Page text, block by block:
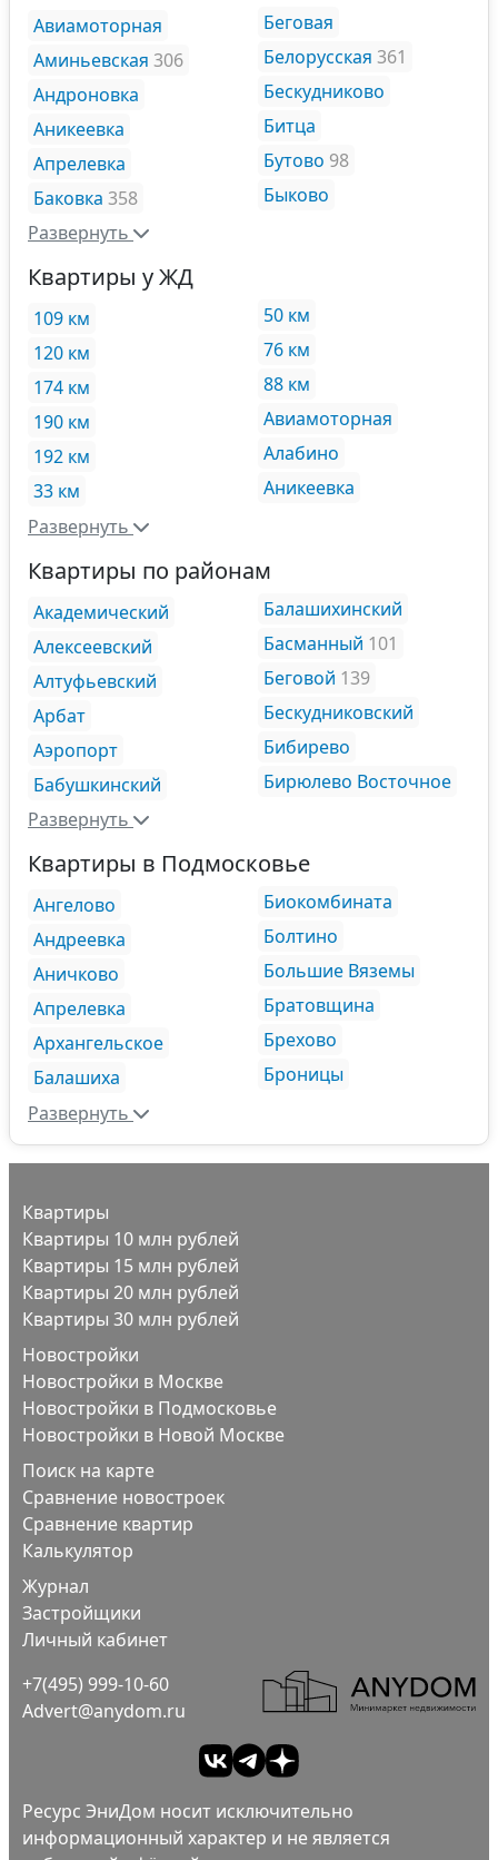
Авиамоторная
Аминьевская 306
Андроновка
Аникеевка
Апрелевка
Баковка 358
Беговая
Белорусская 361
Бескудниково
Битца
Бутово 98
Быково
Развернуть
Квартиры у ЖД
109 км
120 км
174 км
190 км
192 км
33 км
50 км
76 км
88 км
Авиамоторная
Алабино
Аникеевка
Развернуть
Квартиры по районам
Академический
Алексеевский
Алтуфьевский
Арбат
Аэропорт
Бабушкинский
Балашихинский
Басманный 101
Беговой 139
Бескудниковский
Бибирево
Бирюлево Восточное
Развернуть
Квартиры в Подмосковье
Ангелово
Андреевка
Аничково
Апрелевка
Архангельское
Балашиха
Биокомбината
Болтино
Большие Вяземы
Братовщина
Брехово
Броницы
Развернуть
Квартиры
Квартиры 10 млн рублей
Квартиры 15 млн рублей
Квартиры 20 млн рублей
Квартиры 30 млн рублей
Новостройки
Новостройки в Москве
Новостройки в Подмосковье
Новостройки в Новой Москве
Поиск на карте
Сравнение новостроек
Сравнение квартир
Калькулятор
Журнал
Застройщики
Личный кабинет
+7(495) 999-10-60
Advert@anydom.ru
Ресурс ЭниДом носит исключительно
информационный характер и не является